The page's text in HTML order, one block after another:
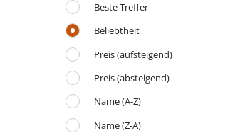
Beste Treffer
Beliebtheit
Preis (aufsteigend)
Preis (absteigend)
Name (A-Z)
Name (Z-A)